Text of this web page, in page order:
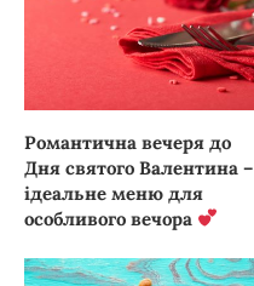
Романтична вечеря до
Дня святого Валентина –
ідеальне меню для
особливого вечора